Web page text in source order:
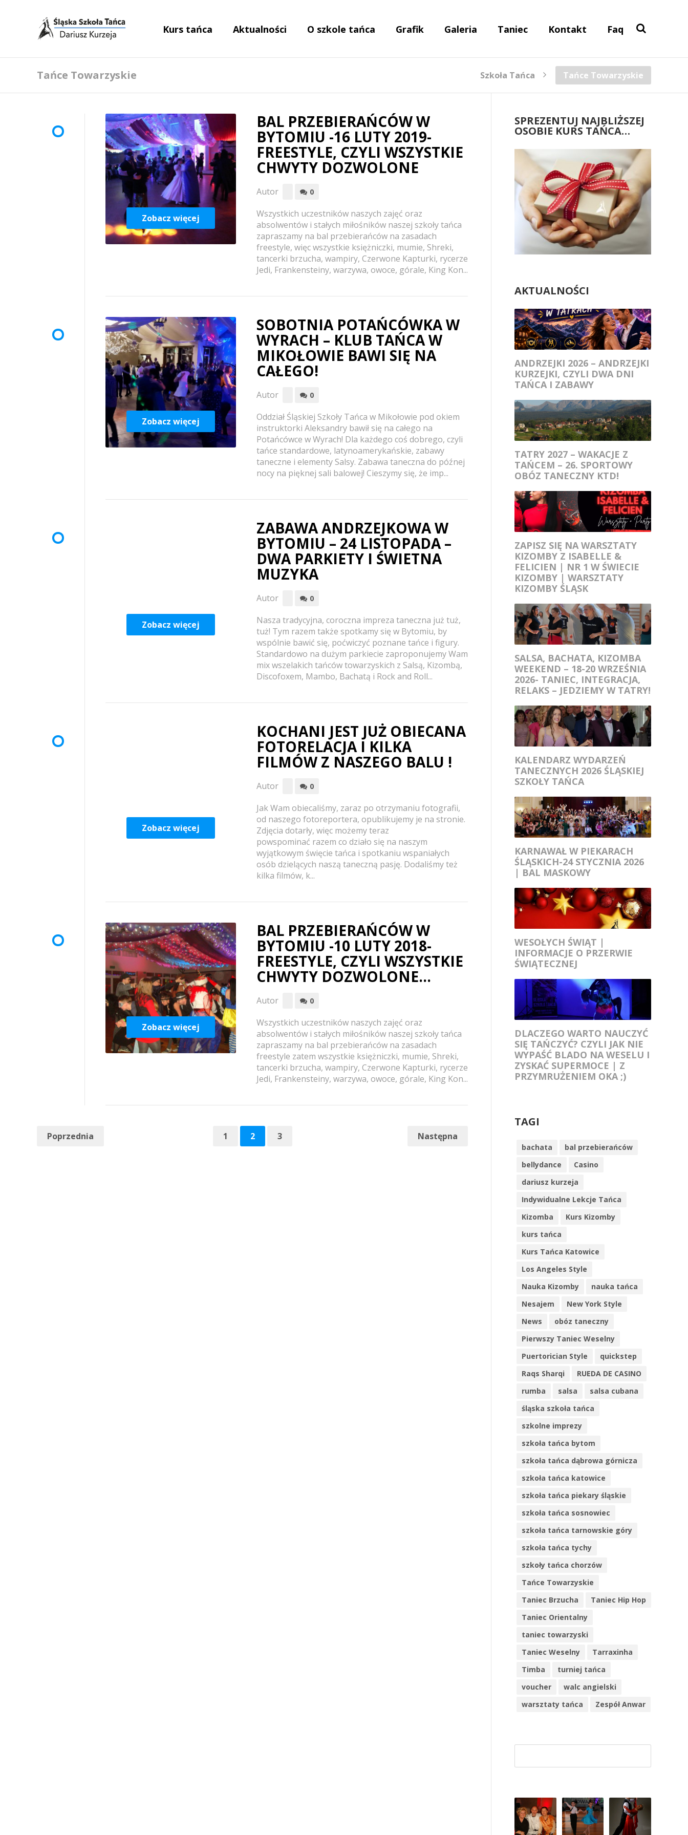
Kurs tańca Aktualności O szkole tańca Grafik Galeria Taniec Kontakt Faq
Tańce Towarzyskie Szkoła Tańca Tańce Towarzyskie
Zobacz więcej
BAL PRZEBIERAŃCÓW W
BYTOMIU -16 LUTY 2019-
FREESTYLE, CZYLI WSZYSTKIE
CHWYTY DOZWOLONE
Autor 0
Wszystkich uczestników naszych zajęć oraz
absolwentów i stałych miłośników naszej szkoły tańca
zapraszamy na bal przebierańców na zasadach
freestyle, więc wszystkie księżniczki, mumie, Shreki,
tancerki brzucha, wampiry, Czerwone Kapturki, rycerze
Jedi, Frankensteiny, warzywa, owoce, górale, King Kon...
Zobacz więcej
SOBOTNIA POTAŃCÓWKA W
WYRACH – KLUB TAŃCA W
MIKOŁOWIE BAWI SIĘ NA
CAŁEGO!
Autor 0
Oddział Śląskiej Szkoły Tańca w Mikołowie pod okiem
instruktorki Aleksandry bawił się na całego na
Potańcówce w Wyrach! Dla każdego coś dobrego, czyli
tańce standardowe, latynoamerykańskie, zabawy
taneczne i elementy Salsy. Zabawa taneczna do późnej
nocy na pięknej sali balowej! Cieszymy się, że imp...
Zobacz więcej
ZABAWA ANDRZEJKOWA W
BYTOMIU – 24 LISTOPADA –
DWA PARKIETY I ŚWIETNA
MUZYKA
Autor 0
Nasza tradycyjna, coroczna impreza taneczna już tuż,
tuż! Tym razem także spotkamy się w Bytomiu, by
wspólnie bawić się, poćwiczyć poznane tańce i figury.
Standardowo na dużym parkiecie zaproponujemy Wam
mix wszelakich tańców towarzyskich z Salsą, Kizombą,
Discofoxem, Mambo, Bachatą i Rock and Roll...
Zobacz więcej
KOCHANI JEST JUŻ OBIECANA
FOTORELACJA I KILKA
FILMÓW Z NASZEGO BALU !
Autor 0
Jak Wam obiecaliśmy, zaraz po otrzymaniu fotografii,
od naszego fotoreportera, opublikujemy je na stronie.
Zdjęcia dotarły, więc możemy teraz
powspominać razem co działo się na naszym
wyjątkowym święcie tańca i spotkaniu wspaniałych
osób dzielących naszą taneczną pasję. Dodaliśmy też
kilka filmów, k...
Zobacz więcej
BAL PRZEBIERAŃCÓW W
BYTOMIU -10 LUTY 2018-
FREESTYLE, CZYLI WSZYSTKIE
CHWYTY DOZWOLONE…
Autor 0
Wszystkich uczestników naszych zajęć oraz
absolwentów i stałych miłośników naszej szkoły tańca
zapraszamy na bal przebierańców na zasadach
freestyle zatem wszystkie księżniczki, mumie, Shreki,
tancerki brzucha, wampiry, Czerwone Kapturki, rycerze
Jedi, Frankensteiny, warzywa, owoce, górale, King Kon...
Poprzednia 1 2 3 Następna
SPREZENTUJ NAJBLIŻSZEJ
OSOBIE KURS TAŃCA…
AKTUALNOŚCI
ANDRZEJKI 2026 – ANDRZEJKI
KURZEJKI, CZYLI DWA DNI
TAŃCA I ZABAWY
TATRY 2027 – WAKACJE Z
TAŃCEM – 26. SPORTOWY
OBÓZ TANECZNY KTD!
ZAPISZ SIĘ NA WARSZTATY
KIZOMBY Z ISABELLE &
FELICIEN | NR 1 W ŚWIECIE
KIZOMBY | WARSZTATY
KIZOMBY ŚLĄSK
SALSA, BACHATA, KIZOMBA
WEEKEND – 18-20 WRZEŚNIA
2026- TANIEC, INTEGRACJA,
RELAKS – JEDZIEMY W TATRY!
KALENDARZ WYDARZEŃ
TANECZNYCH 2026 ŚLĄSKIEJ
SZKOŁY TAŃCA
KARNAWAŁ W PIEKARACH
ŚLĄSKICH-24 STYCZNIA 2026
| BAL MASKOWY
WESOŁYCH ŚWIĄT |
INFORMACJE O PRZERWIE
ŚWIĄTECZNEJ
DLACZEGO WARTO NAUCZYĆ
SIĘ TAŃCZYĆ? CZYLI JAK NIE
WYPAŚĆ BLADO NA WESELU I
ZYSKAĆ SUPERMOCE | Z
PRZYMRUŻENIEM OKA ;)
TAGI
bachata
bal przebierańców
bellydance
Casino
dariusz kurzeja
Indywidualne Lekcje Tańca
Kizomba
Kurs Kizomby
kurs tańca
Kurs Tańca Katowice
Los Angeles Style
Nauka Kizomby
nauka tańca
Nesajem
New York Style
News
obóz taneczny
Pierwszy Taniec Weselny
Puertorician Style
quickstep
Raqs Sharqi
RUEDA DE CASINO
rumba
salsa
salsa cubana
śląska szkoła tańca
szkolne imprezy
szkoła tańca bytom
szkoła tańca dąbrowa górnicza
szkoła tańca katowice
szkoła tańca piekary śląskie
szkoła tańca sosnowiec
szkoła tańca tarnowskie góry
szkoła tańca tychy
szkoły tańca chorzów
Tańce Towarzyskie
Taniec Brzucha
Taniec Hip Hop
Taniec Orientalny
taniec towarzyski
Taniec Weselny
Tarraxinha
Timba
turniej tańca
voucher
walc angielski
warsztaty tańca
Zespół Anwar